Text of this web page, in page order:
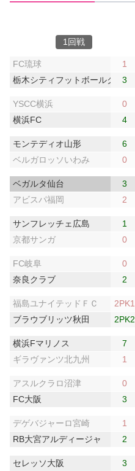
1回戦
FC琉球
1
栃木シティフットボールクラブ
3
YSCC横浜
0
横浜FC
4
モンテディオ山形
6
ベルガロッソいわみ
0
ベガルタ仙台
3
アビスパ福岡
2
サンフレッチェ広島
1
京都サンガ
0
FC岐阜
0
奈良クラブ
2
福島ユナイテッドＦＣ
2PK1
ブラウブリッツ秋田
2PK2
横浜Fマリノス
7
ギラヴァンツ北九州
1
アスルクラロ沼津
0
FC大阪
3
デゲバジャーロ宮崎
1
RB大宮アルディージャ
2
セレッソ大阪
3